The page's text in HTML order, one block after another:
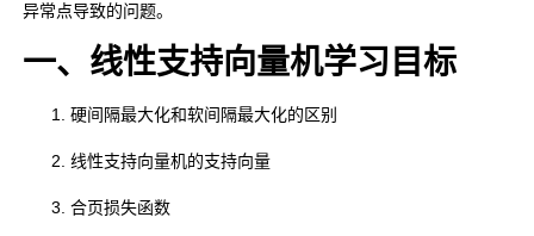
异常点导致的问题。
一、线性支持向量机学习目标
硬间隔最大化和软间隔最大化的区别
线性支持向量机的支持向量
合页损失函数